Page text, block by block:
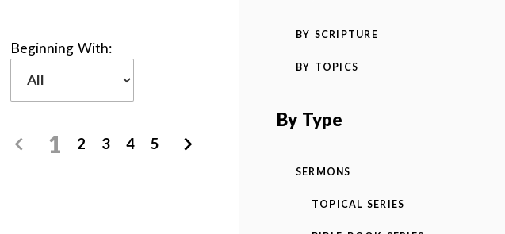
Beginning With:
1 2 3 4 5
BY SCRIPTURE
BY TOPICS
By Type
SERMONS
TOPICAL SERIES